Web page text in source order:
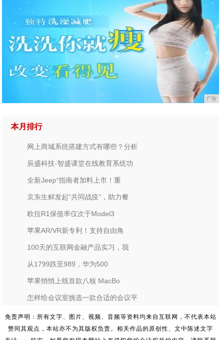
广告
本月排行
网上商城系统搭建方式有哪些？分析
辰盛科技-智盛课堂在线教育系统功
全新Jeep⁺指南者加料上市！重
京东生鲜发起“共同战疫”，助力餐
欧拉R1保值率仅次于Model3
苹果AR/VR新专利！支持自由角
100天的互联网金融产品实习，我
从1799跌至989，华为500
苹果悄悄上线首款八核 MacBo
怎样给会议室挑选一款合适的会议平
免责声明：所有文字、图片、视频、音频等资料均来自互联网，不代表本站
赞同其观点，本站亦不为其版权负责。相关作品的原创性、文中陈述文字